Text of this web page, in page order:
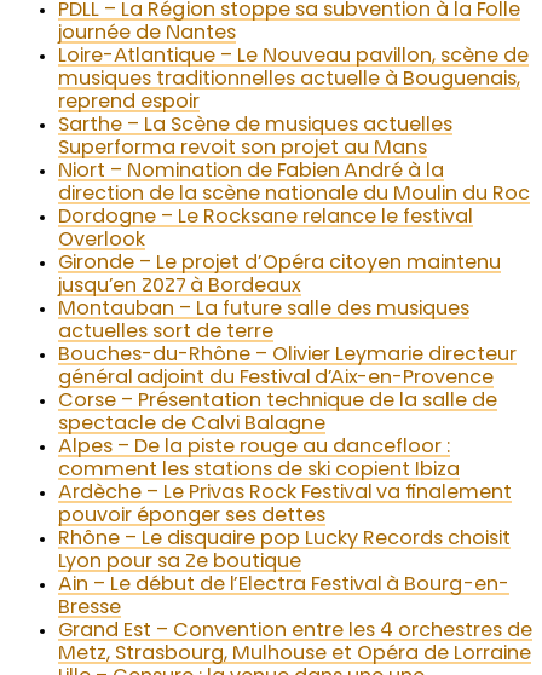
PDLL – La Région stoppe sa subvention à la Folle
journée de Nantes
Loire-Atlantique – Le Nouveau pavillon, scène de
musiques traditionnelles actuelle à Bouguenais,
reprend espoir
Sarthe – La Scène de musiques actuelles
Superforma revoit son projet au Mans
Niort – Nomination de Fabien André à la
direction de la scène nationale du Moulin du Roc
Dordogne – Le Rocksane relance le festival
Overlook
Gironde – Le projet d’Opéra citoyen maintenu
jusqu’en 2027 à Bordeaux
Montauban – La future salle des musiques
actuelles sort de terre
Bouches-du-Rhône – Olivier Leymarie directeur
général adjoint du Festival d’Aix-en-Provence
Corse – Présentation technique de la salle de
spectacle de Calvi Balagne
Alpes – De la piste rouge au dancefloor :
comment les stations de ski copient Ibiza
Ardèche – Le Privas Rock Festival va finalement
pouvoir éponger ses dettes
Rhône – Le disquaire pop Lucky Records choisit
Lyon pour sa 2e boutique
Ain – Le début de l’Electra Festival à Bourg-en-
Bresse
Grand Est – Convention entre les 4 orchestres de
Metz, Strasbourg, Mulhouse et Opéra de Lorraine